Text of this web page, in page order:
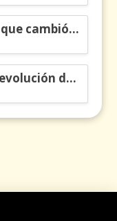
Tatiana Toro: colombiana que cambió la historia de las matemáticas
Ciencia colombiana en la revolución de los órganos en chips